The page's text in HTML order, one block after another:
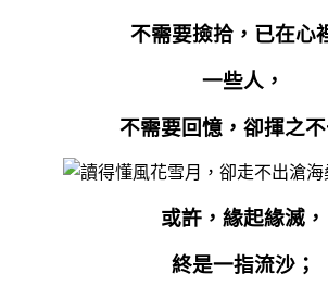
不需要撿拾，已在心
一些人，
不需要回憶，卻揮之不
或許，緣起緣滅，
終是一指流沙；